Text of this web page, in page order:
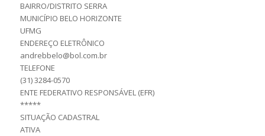
BAIRRO/DISTRITO SERRA
MUNICÍPIO BELO HORIZONTE
UFMG
ENDEREÇO ELETRÔNICO
andrebbelo@bol.com.br
TELEFONE
(31) 3284-0570
ENTE FEDERATIVO RESPONSÁVEL (EFR)
*****
SITUAÇÃO CADASTRAL
ATIVA